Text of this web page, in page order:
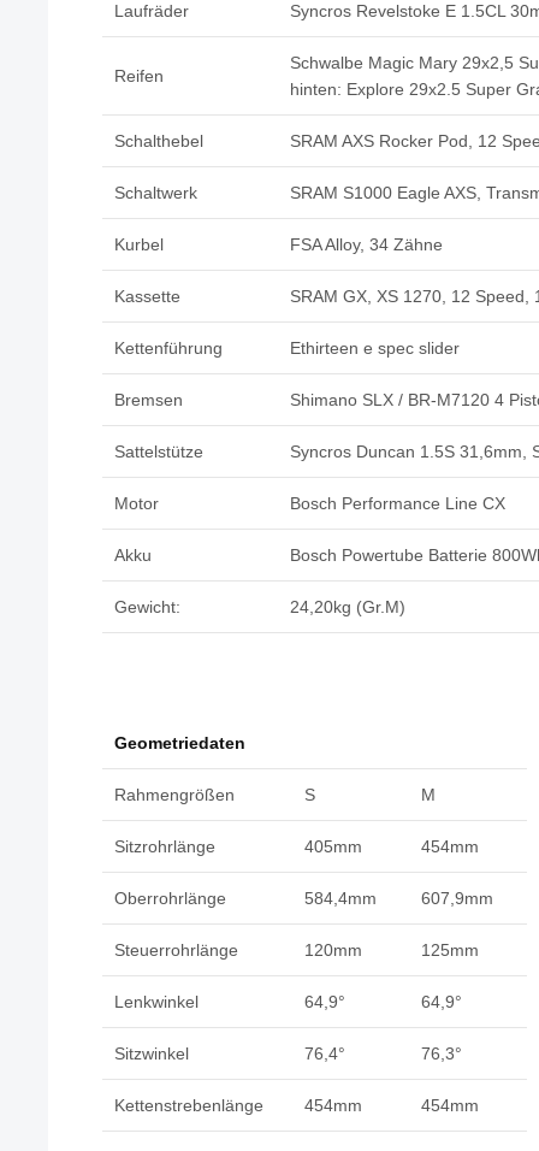
Laufräder Syncros Revelstoke E 1.5CL
Reifen
Schwalbe Magic Mary 29x2,5
hinten: Explore 29x2.5 Super
Schalthebel SRAM AXS Rocker Pod, 12
Schaltwerk SRAM S1000 Eagle AXS,
Kurbel FSA Alloy, 34 Zähne
Kassette SRAM GX, XS 1270, 12 Speed,
Kettenführung Ethirteen e spec slider
Bremsen Shimano SLX / BR-M7120 4
Sattelstütze Syncros Duncan 1.5S 31,6mm,
Motor Bosch Performance Line CX
Akku Bosch Powertube Batterie
Gewicht: 24,20kg (Gr.M)
Geometriedaten
Rahmengrößen S M
Sitzrohrlänge 405mm 454mm
Oberrohrlänge 584,4mm 607,9mm
Steuerrohrlänge 120mm 125mm
Lenkwinkel 64,9° 64,9°
Sitzwinkel 76,4° 76,3°
Kettenstrebenlänge 454mm 454mm